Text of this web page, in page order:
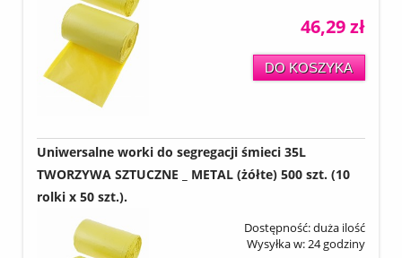
46,29 zł
DO KOSZYKA
Uniwersalne worki do segregacji śmieci 35L
TWORZYWA SZTUCZNE _ METAL (żółte) 500 szt. (10
rolki x 50 szt.).
Dostępność:duża ilość
Wysyłka w:24 godziny